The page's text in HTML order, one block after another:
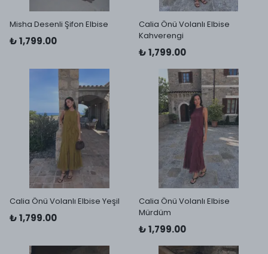
Misha Desenli Şifon Elbise
₺ 1,799.00
Calia Önü Volanlı Elbise
Kahverengi
₺ 1,799.00
Calia Önü Volanlı Elbise Yeşil
₺ 1,799.00
Calia Önü Volanlı Elbise
Mürdüm
₺ 1,799.00